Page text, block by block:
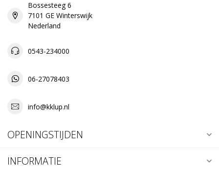
Bossesteeg 6
7101 GE Winterswijk
Nederland
0543-234000
06-27078403
info@kklup.nl
OPENINGSTIJDEN
INFORMATIE